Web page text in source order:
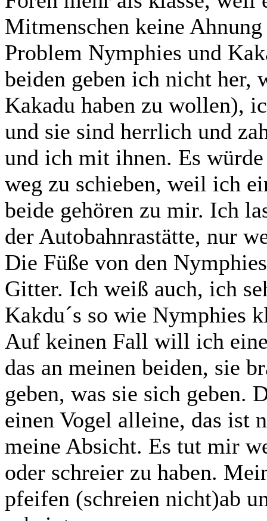
Mitmenschen keine
Problem Nymphies und
beiden geben ich nicht her,
Kakadu haben zu wollen),
und sie sind herrlich und
und ich mit ihnen. Es
weg zu schieben, weil ich
beide gehören zu mir. Ich
der Autobahnrastätte, nur
Die Füße von den
Gitter. Ich weiß auch, ich
Kakdu´s so wie Nymphies
Auf keinen Fall will ich
das an meinen beiden, sie
geben, was sie sich geben.
einen Vogel alleine, das ist
meine Absicht. Es tut mir
oder schreier zu haben.
pfeifen (schreien nicht)ab